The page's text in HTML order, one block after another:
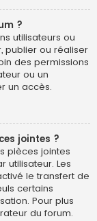
?
utilisateurs ou
publier ou réaliser
des permissions
ou un
un accès.
jointes ?
pièces jointes
utilisateur. Les
le transfert de
certains
Pour plus
du forum.